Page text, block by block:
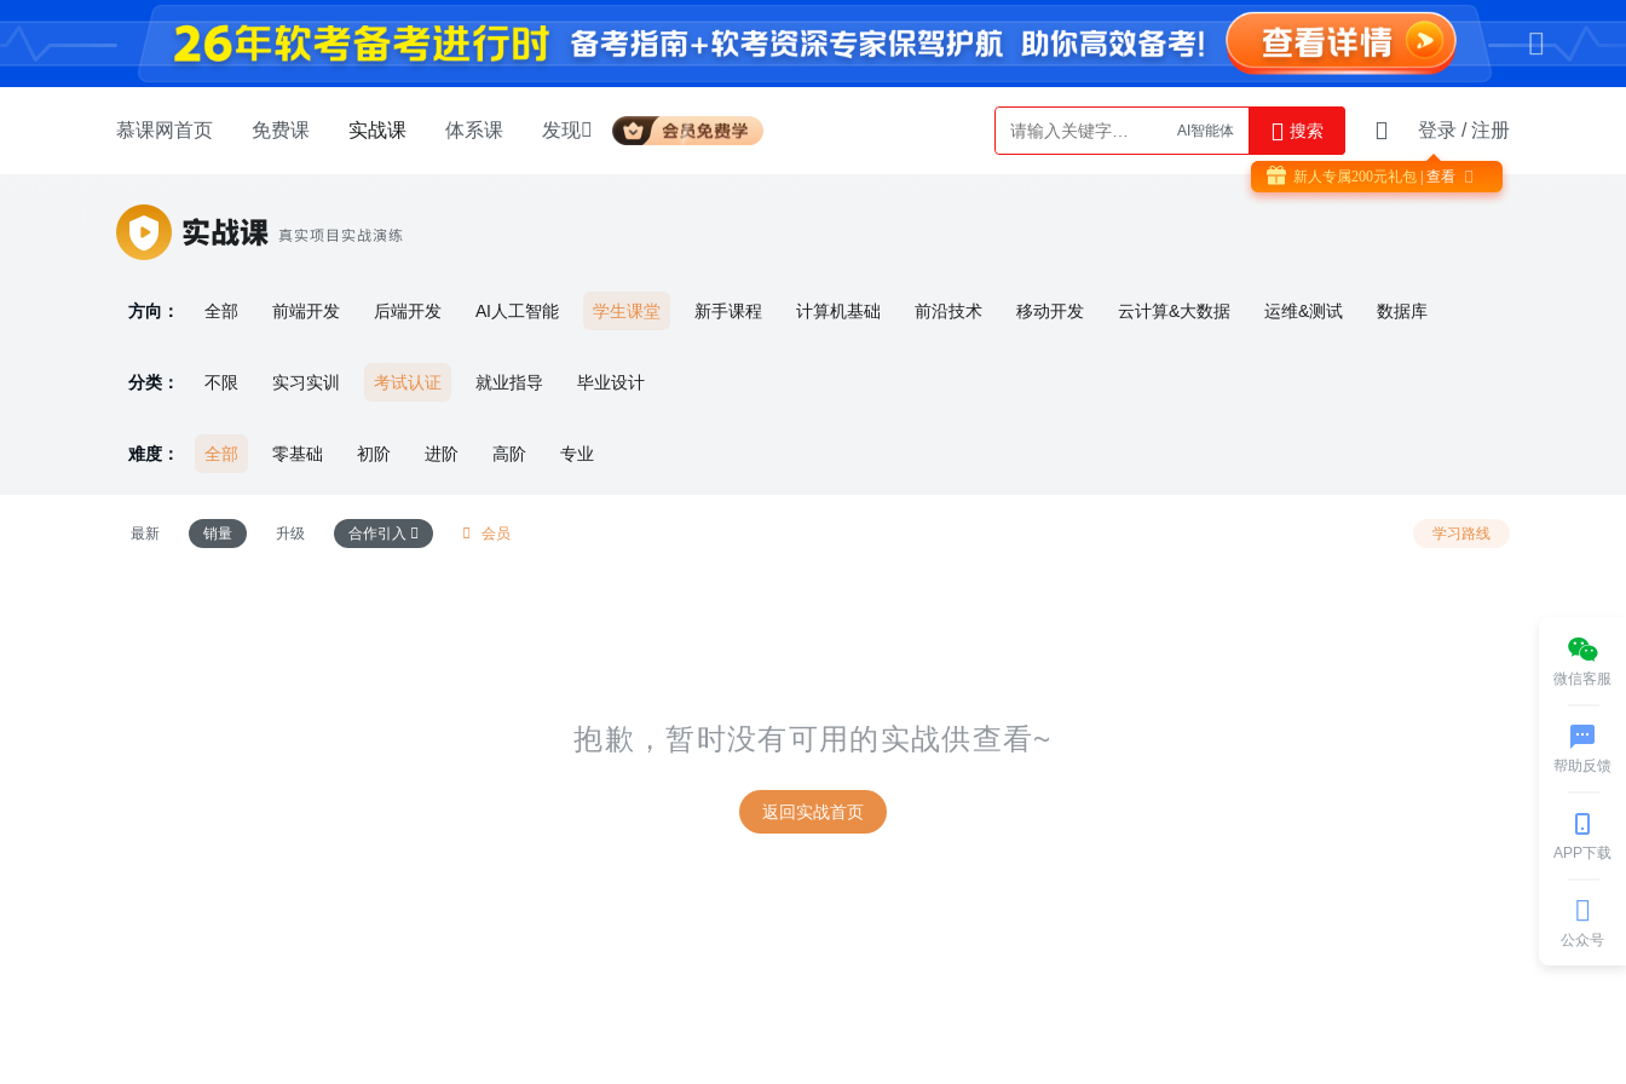
慕课网首页 免费课 实战课 体系课 发现
AI智能体
Python
搜索 登录 /注册
新人专属200元礼包 | 查看 
方向： 全部 前端开发 后端开发 AI人工智能 学生课堂 新手课程 计算机基础 前沿技术 移动开发 云计算&大数据 运维&测试 数据库
分类：
不限 实习实训 考试认证 就业指导 毕业设计
难度： 全部 零基础 初阶 进阶 高阶 专业
最新 销量 升级 合作引入 会员 学习路线
抱歉，暂时没有可用的实战供查看~
返回实战首页
微信客服
帮助反馈
APP下载
公众号